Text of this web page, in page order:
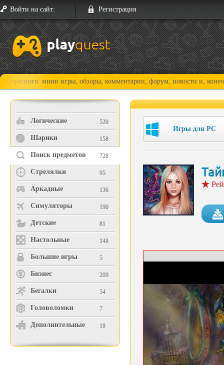
Войти на сайт: Регистрация
мини игры, обзоры, комментарии, форум, новости и, конечно,
Логические 520
Шарики 158
Поиск предметов 728
Стрелялки 95
Аркадные 136
Симуляторы 190
Детские 81
Настольные 148
Большие игры 5
Бизнес 209
Бегалки 54
Головоломки 7
Дополнительные 18
Игры для PC